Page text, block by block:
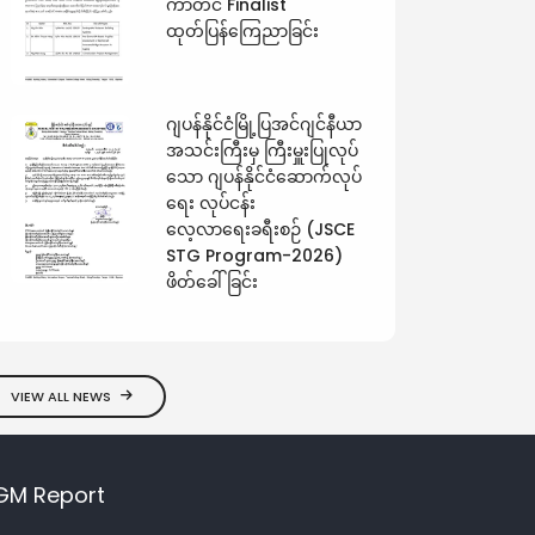
ထုတ်ပြန်ကြေညာခြင်း
ဂျပန်နိုင်ငံမြို့ပြအင်ဂျင်နီယာ
အသင်းကြီးမှ ကြီးမှူးပြုလုပ်
သော ဂျပန်နိုင်ငံဆောက်လုပ်
ရေး လုပ်ငန်း
လေ့လာရေးခရီးစဉ် (JSCE
STG Program-2026)
ဖိတ်ခေါ်ခြင်း
VIEW ALL NEWS
Report